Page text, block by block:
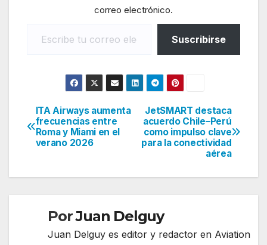
correo electrónico.
Suscribirse
Navegación
de
JetSMART destaca
acuerdo Chile–Perú
como impulso clave
para la conectividad
aérea
ITA Airways aumenta
frecuencias entre
Roma y Miami en el
verano 2026
PorJuan Delguy
Juan Delguy es editor y redactor en Aviation